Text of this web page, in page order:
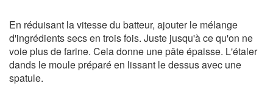
En réduisant la vitesse du batteur, ajouter le mélange
d'ingrédients secs en trois fois. Juste jusqu'à ce qu'on ne
voie plus de farine. Cela donne une pâte épaisse. L'étaler
dands le moule préparé en lissant le dessus avec une
spatule.